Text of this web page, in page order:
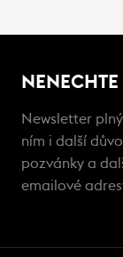
NENECHTE
Newsletter
ním i další
pozvánky a
emailové